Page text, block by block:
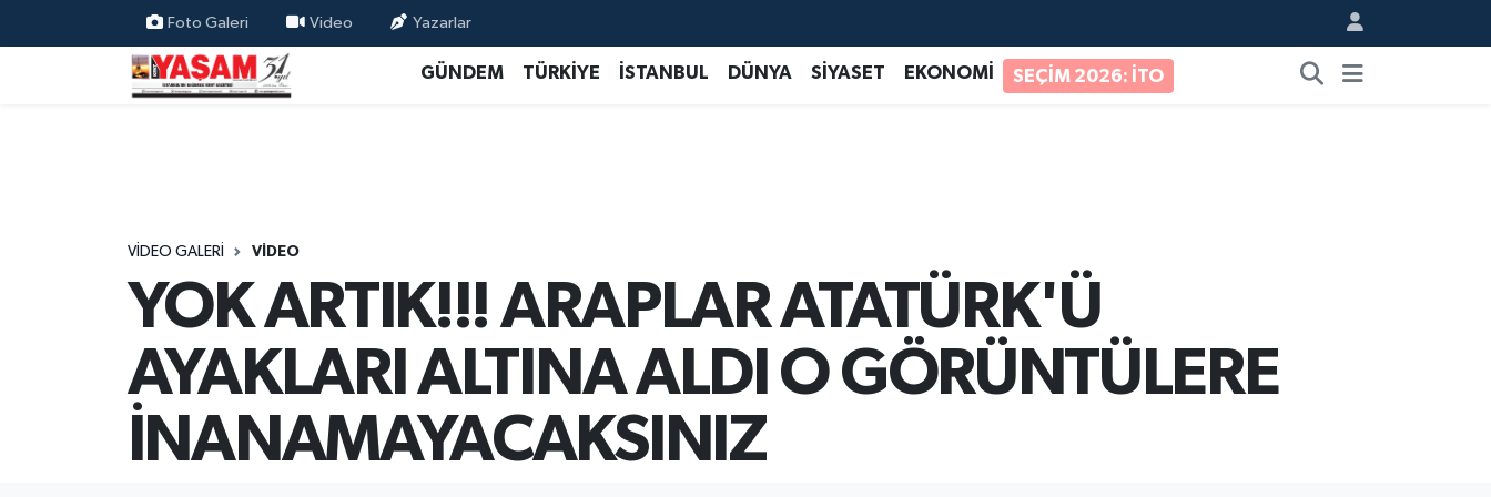
Foto Galeri Video Yazarlar
GÜNDEM TÜRKİYE İSTANBUL DÜNYA SİYASET EKONOMİ SEÇİM 2026: İTO
VIDEO GALERI VIDEO
YOK ARTIK!!! ARAPLAR ATATÜRK'Ü
AYAKLARI ALTINA ALDI O GÖRÜNTÜLERE
İNANAMAYACAKSINIZ